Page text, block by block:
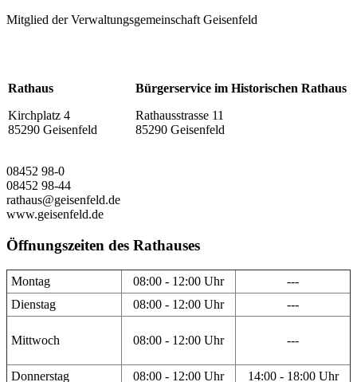
Mitglied der Verwaltungsgemeinschaft Geisenfeld
Rathaus
Kirchplatz 4
85290 Geisenfeld
Bürgerservice im Historischen Rathaus
Rathausstrasse 11
85290 Geisenfeld
08452 98-0
08452 98-44
rathaus@geisenfeld.de
www.geisenfeld.de
Öffnungszeiten des Rathauses
Montag 08:00 - 12:00 Uhr
---
Dienstag
08:00 - 12:00 Uhr ---
Mittwoch 08:00 - 12:00 Uhr ---
Donnerstag 08:00 - 12:00 Uhr 14:00 - 18:00 Uhr